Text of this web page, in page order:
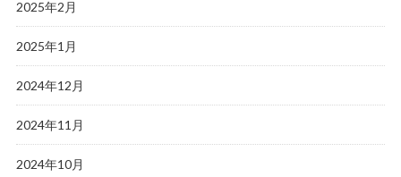
2025年2月
2025年1月
2024年12月
2024年11月
2024年10月